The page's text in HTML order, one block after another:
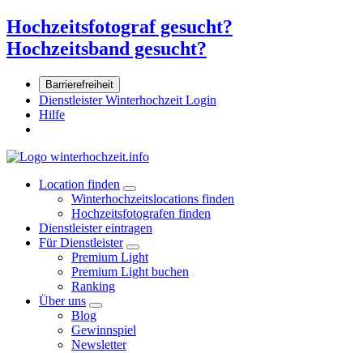
Hochzeitsfotograf gesucht?
Hochzeitsband gesucht?
Barrierefreiheit
Dienstleister Winterhochzeit Login
Hilfe
Location finden
Winterhochzeitslocations finden
Hochzeitsfotografen finden
Dienstleister eintragen
Für Dienstleister
Premium Light
Premium Light buchen
Ranking
Über uns
Blog
Gewinnspiel
Newsletter